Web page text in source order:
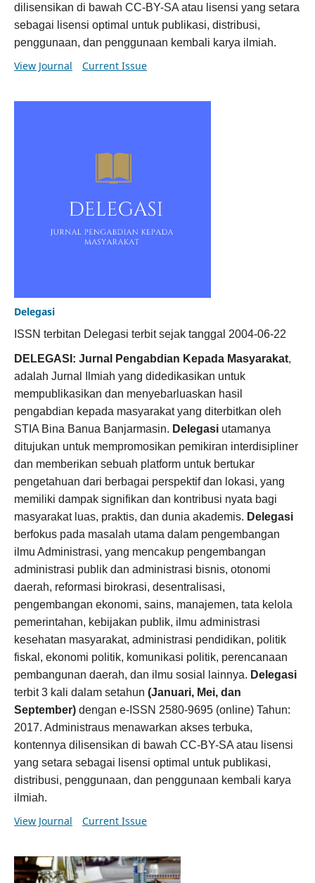
dilisensikan di bawah CC-BY-SA atau lisensi yang setara
sebagai lisensi optimal untuk publikasi, distribusi,
penggunaan, dan penggunaan kembali karya ilmiah.
View Journal Current Issue
Delegasi
ISSN terbitan Delegasi terbit sejak tanggal 2004-06-22
DELEGASI: Jurnal Pengabdian Kepada Masyarakat,
adalah Jurnal Ilmiah yang didedikasikan untuk
mempublikasikan dan menyebarluaskan hasil
pengabdian kepada masyarakat yang diterbitkan oleh
STIA Bina Banua Banjarmasin. Delegasiutamanya
ditujukan untuk mempromosikan pemikiran interdisipliner
dan memberikan sebuah platform untuk bertukar
pengetahuan dari berbagai perspektif dan lokasi, yang
memiliki dampak signifikan dan kontribusi nyata bagi
masyarakat luas, praktis, dan dunia akademis. Delegasi
berfokus pada masalah utama dalam pengembangan
ilmu Administrasi, yang mencakup pengembangan
administrasi publik dan administrasi bisnis, otonomi
daerah, reformasi birokrasi, desentralisasi,
pengembangan ekonomi, sains, manajemen, tata kelola
pemerintahan, kebijakan publik, ilmu administrasi
kesehatan masyarakat, administrasi pendidikan, politik
fiskal, ekonomi politik, komunikasi politik, perencanaan
pembangunan daerah, dan ilmu sosial lainnya. Delegasi
terbit 3 kali dalam setahun (Januari, Mei, dan
September)dengan e-ISSN 2580-9695 (online) Tahun:
2017. Administraus menawarkan akses terbuka,
kontennya dilisensikan di bawah CC-BY-SA atau lisensi
yang setara sebagai lisensi optimal untuk publikasi,
distribusi, penggunaan, dan penggunaan kembali karya
ilmiah.
View Journal Current Issue